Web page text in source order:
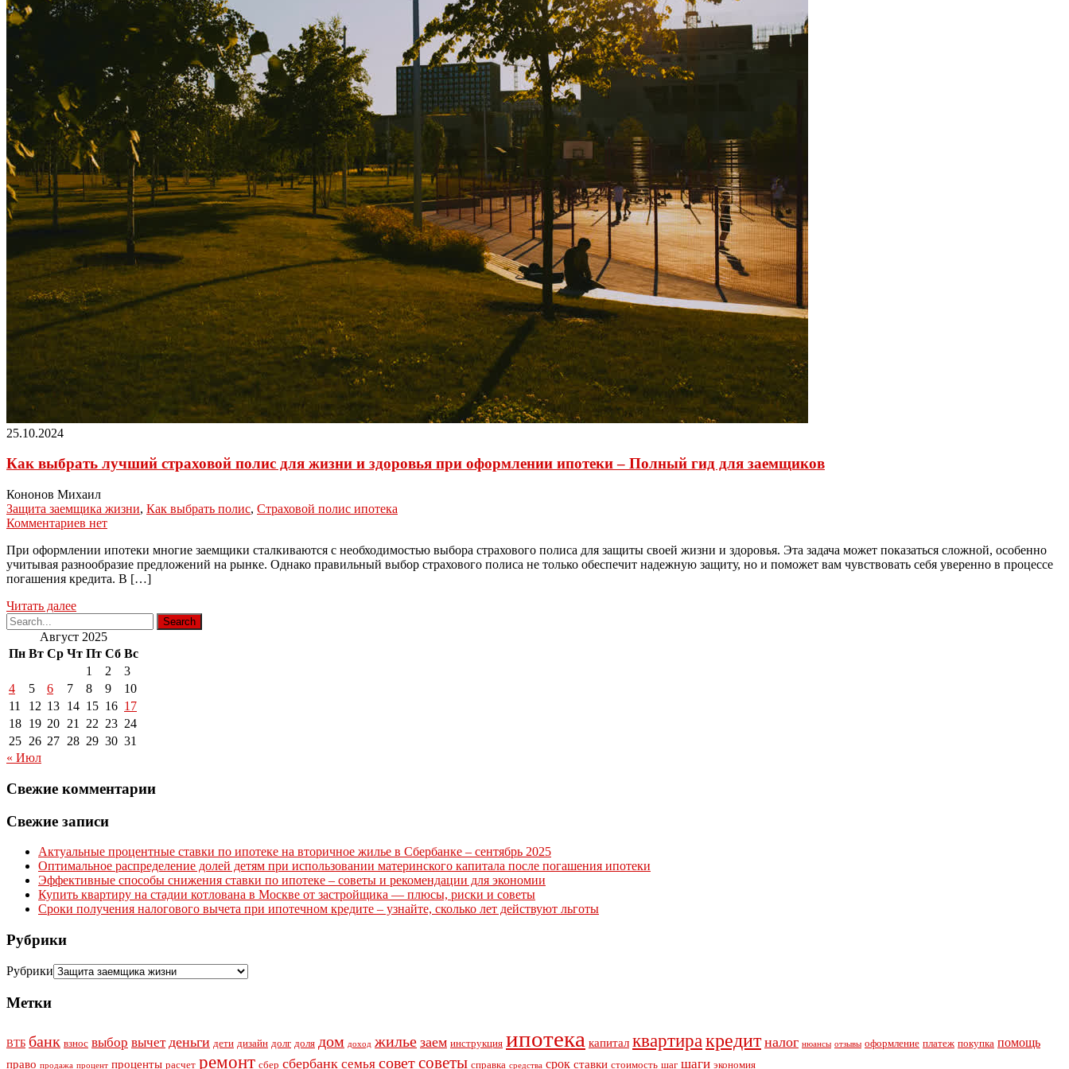
25.10.2024
Как выбрать лучший страховой полис для жизни и здоровья при оформлении ипотеки – Полный гид для заемщиков
Кононов Михаил
Защита заемщика жизни, Как выбрать полис, Страховой полис ипотека
Комментариев нет
При оформлении ипотеки многие заемщики сталкиваются с необходимостью выбора страхового полиса для защиты своей жизни и здоровья. Эта задача может показаться сложной, особенно
учитывая разнообразие предложений на рынке. Однако правильный выбор страхового полиса не только обеспечит надежную защиту, но и поможет вам чувствовать себя уверенно в процессе
погашения кредита. В […]
Читать далее
Август 2025
Пн Вт Ср Чт Пт Сб Вс
1
2
3
4
5 6 7 8 9
10
11
12 13 14 15 16 17
18 19 20 21 22 23 24
25 26 27 28 29 30 31
« Июл
Свежие комментарии
Свежие записи
Актуальные процентные ставки по ипотеке на вторичное жилье в Сбербанке – сентябрь 2025
Оптимальное распределение долей детям при использовании материнского капитала после погашения ипотеки
Эффективные способы снижения ставки по ипотеке – советы и рекомендации для экономии
Купить квартиру на стадии котлована в Москве от застройщика — плюсы, риски и советы
Сроки получения налогового вычета при ипотечном кредите – узнайте, сколько лет действуют льготы
Рубрики
Рубрики
Метки
ВТБ банк взнос выбор вычет деньги дети дизайн долг доля дом доход жилье заем инструкция ипотека капитал квартиракредит налог нюансы отзывы оформление платеж покупка помощь
право продажа процент проценты расчет ремонт сбер сбербанк семья советсоветы справка средства срок ставки стоимость шаг шаги экономия